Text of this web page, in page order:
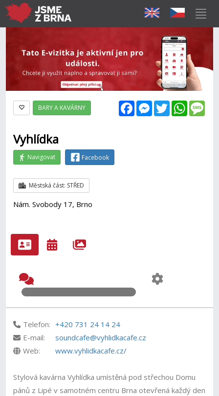
FacebookMessenger
Twitter
BARY A KAVÁRNY
Vyhlídka
Navigovat Facebook
Městská část: STŘED
Nám. Svobody 17, Brno
Telefon: +420 731 24 14 24
E-mail:
soundcafe@vyhlidkacafe.cz
Web:
www.vyhlidkacafe.cz/
Stylová kavárna Vyhlídka umístěná pod střechou Domu
pánů z Lipé v samotném centru Brna otevřená každý den